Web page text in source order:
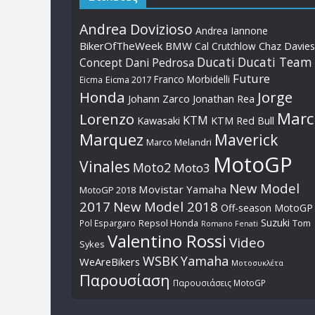
Andrea Dovizioso Andrea Iannone
BikerOfTheWeek BMW Cal Crutchlow Chaz Davies
Concept Dani Pedrosa Ducati Ducati Team
Eicma Eicma 2017 Franco Morbidelli Future
Honda Johann Zarco Jonathan Rea Jorge
Lorenzo Kawasaki KTM KTM Red Bull Marc
Marquez Marco Melandri Maverick
Vinales Moto2 Moto3 MotoGP
MotoGP 2018 Movistar Yamaha New Model
2017 New Model 2018 Off-season MotoGP
Pol Espargaro Repsol Honda Romano Fenati Suzuki Tom
Sykes Valentino Rossi Video
WeAreBikers WSBKYamaha Μοτοσυκλέτα
Παρουσίαση Παρουσιάσεις MotoGP